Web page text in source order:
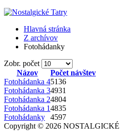
Hlavná stránka
Z archívov
Fotohádanky
Zobr. počet
Názov
Počet návštev
Fotohádanka 45136
Fotohádanka 34931
Fotohádanka 24804
Fotohádanka 14835
Fotohádanky
4597
Copyright © 2026 NOSTALGICKÉ